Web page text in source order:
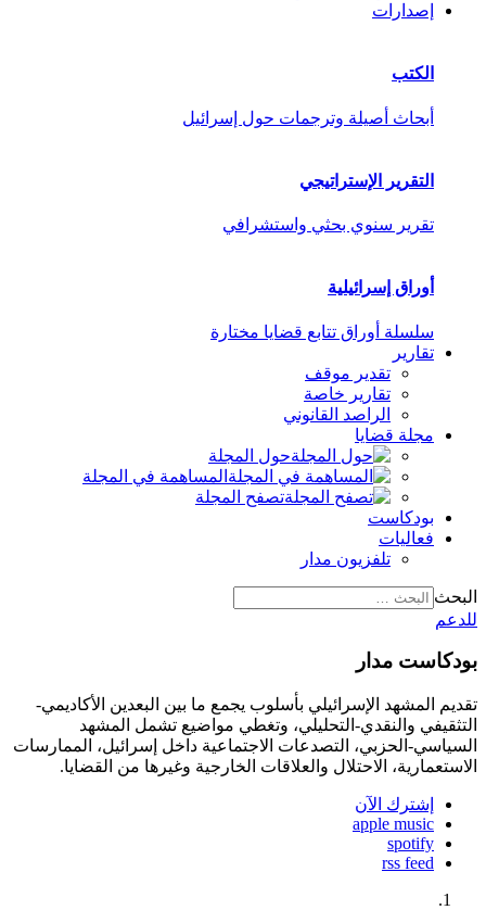
إصدارات
الكتب
أبحاث أصيلة وترجمات حول إسرائيل
التقرير الإستراتيجي
تقرير سنوي بحثي واستشرافي
أوراق إسرائيلية
سلسلة أوراق تتابع قضايا مختارة
تقارير
تقدير موقف
تقارير خاصة
الراصد القانوني
مجلة قضايا
حول المجلة
المساهمة في المجلة
تصفح المجلة
بودكاست
فعاليات
تلفزيون مدار
البحث
للدعم
بودكاست مدار
تقديم المشهد الإسرائيلي بأسلوب يجمع ما بين البعدين الأكاديمي-
التثقيفي والنقدي-التحليلي، وتغطي مواضيع تشمل المشهد
السياسي-الحزبي، التصدعات الاجتماعية داخل إسرائيل، الممارسات
الاستعمارية، الاحتلال والعلاقات الخارجية وغيرها من القضايا.
إشترك الآن
apple music
spotify
rss feed